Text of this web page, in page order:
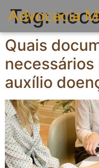
Tag:
Quais
auxílio